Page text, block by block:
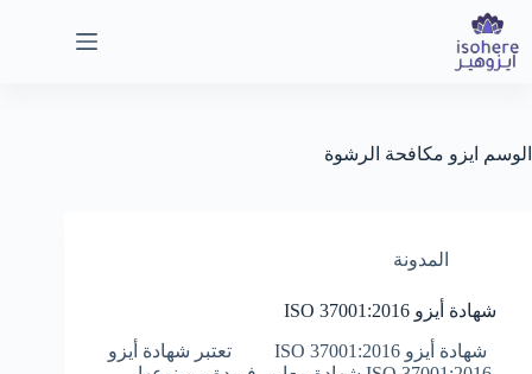
التجاوز
المحتوى
الوسم ايزو مكافحة الرشوة
المدونة
شهادة أيزو ISO 37001:2016
شهادة أيزو ISO 37001:2016 تعتبر شهادة أيزو